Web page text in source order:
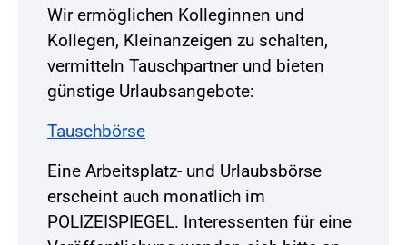
Wir ermöglichen Kolleginnen und
Kollegen, Kleinanzeigen zu schalten,
vermitteln Tauschpartner und bieten
günstige Urlaubsangebote:
Tauschbörse
Eine Arbeitsplatz- und Urlaubsbörse
erscheint auch monatlich im
POLIZEISPIEGEL. Interessenten für eine